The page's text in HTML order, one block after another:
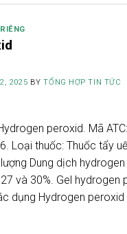
2025 BYTỔNG HỢP TIN TỨC
peroxid. Mã
Loại thuốc: Thuốc tẩy
Dung dịch
và 30%. Gel hydrogen
dụng Hydrogen